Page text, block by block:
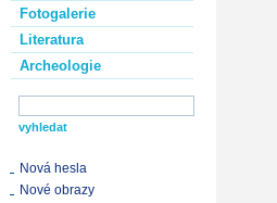
Fotogalerie
Literatura
Archeologie
Nová hesla
Nové obrazy